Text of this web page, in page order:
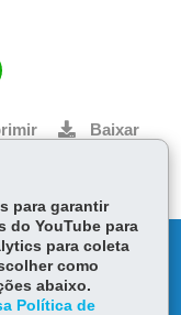
ts
Baixar
para garantir
do YouTube para
para coleta
como
abaixo.
Política de